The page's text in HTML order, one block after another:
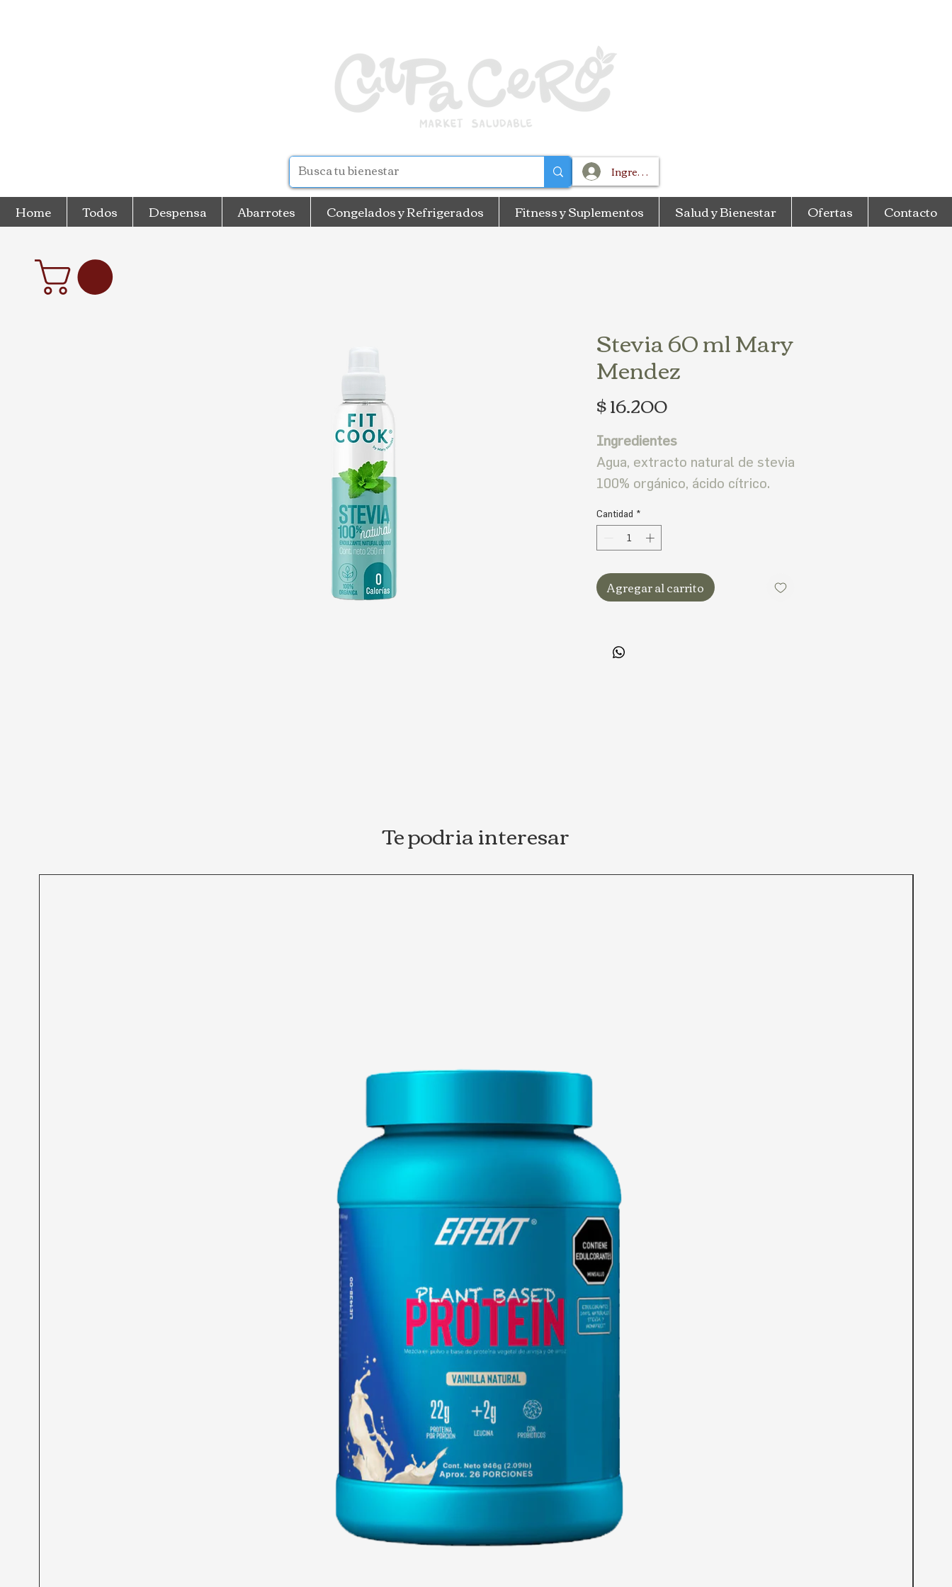
Ingresar
Stevia 60 ml Mary
Mendez
$ 16.200Precio
Ingredientes
Agua, extracto natural de stevia
100% orgánico, ácido cítrico.
Cantidad *
Agregar al carrito
Te podria interesar
Home Todos Despensa Abarrotes Congelados y Refrigerados Fitness y Suplementos Salud y Bienestar Ofertas Contacto